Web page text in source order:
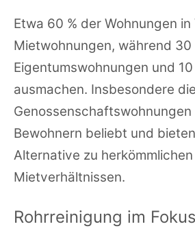
Etwa 60 % der Wohnungen in
Mietwohnungen, während 30
Eigentumswohnungen und 10
ausmachen. Insbesondere die
Bewohnern beliebt und
Alternative zu herkömmlichen
Mietverhältnissen.
Rohrreinigung im Fokus